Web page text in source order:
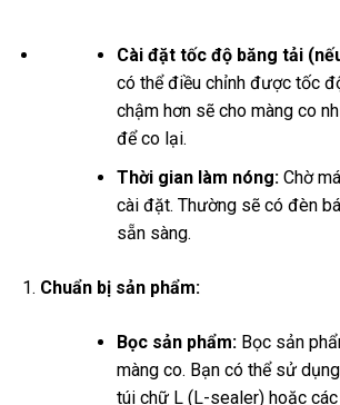
Cài đặt tốc độ băng tải
có thể điều chỉnh được tốc
chậm hơn sẽ cho màng co
để co lại.
Thời gian làm nóng:Chờ
cài đặt. Thường sẽ có đèn
sẵn sàng.
Chuẩn bị sản phẩm:
Bọc sản phẩm:Bọc sản
màng co. Bạn có thể sử
túi chữ L (L-sealer) hoặc